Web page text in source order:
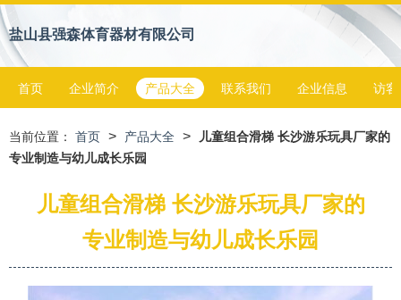
盐山县强森体育器材有限公司
首页 企业简介 产品大全 联系我们 企业信息 访客
当前位置： 首页 > 产品大全 >
儿童组合滑梯 长沙游乐玩具厂家的
专业制造与幼儿成长乐园
儿童组合滑梯 长沙游乐玩具厂家的
专业制造与幼儿成长乐园